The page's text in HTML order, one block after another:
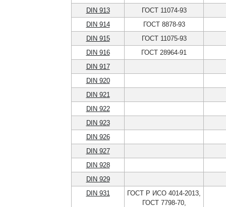
DIN 913
ГОСТ 11074-93
DIN 914
ГОСТ 8878-93
DIN 915
ГОСТ 11075-93
DIN 916
ГОСТ 28964-91
DIN 917
DIN 920
DIN 921
DIN 922
DIN 923
DIN 926
DIN 927
DIN 928
DIN 929
DIN 931
ГОСТ Р ИСО 4014-2013,
ГОСТ 7798-70,